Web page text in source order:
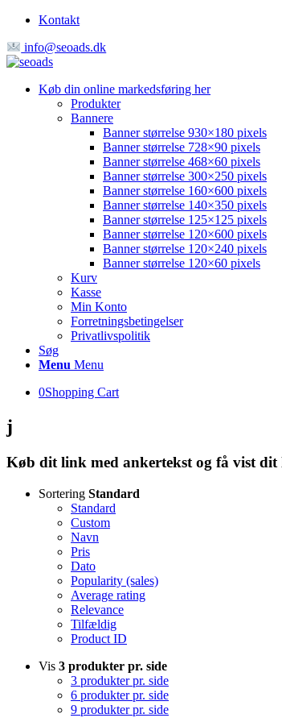
Kontakt
info@seoads.dk
Køb din online markedsføring her
Produkter
Bannere
Banner størrelse 930×180 pixels
Banner størrelse 728×90 pixels
Banner størrelse 468×60 pixels
Banner størrelse 300×250 pixels
Banner størrelse 160×600 pixels
Banner størrelse 140×350 pixels
Banner størrelse 125×125 pixels
Banner størrelse 120×600 pixels
Banner størrelse 120×240 pixels
Banner størrelse 120×60 pixels
Kurv
Kasse
Min Konto
Forretningsbetingelser
Privatlivspolitik
Søg
Menu Menu
0Shopping Cart
j
Køb dit link med ankertekst og få vist dit
Sortering Standard
Standard
Custom
Navn
Pris
Dato
Popularity (sales)
Average rating
Relevance
Tilfældig
Product ID
Vis 3 produkter pr. side
3 produkter pr. side
6 produkter pr. side
9 produkter pr. side